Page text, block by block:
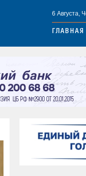
6 Августа,
ГЛАВНАЯ